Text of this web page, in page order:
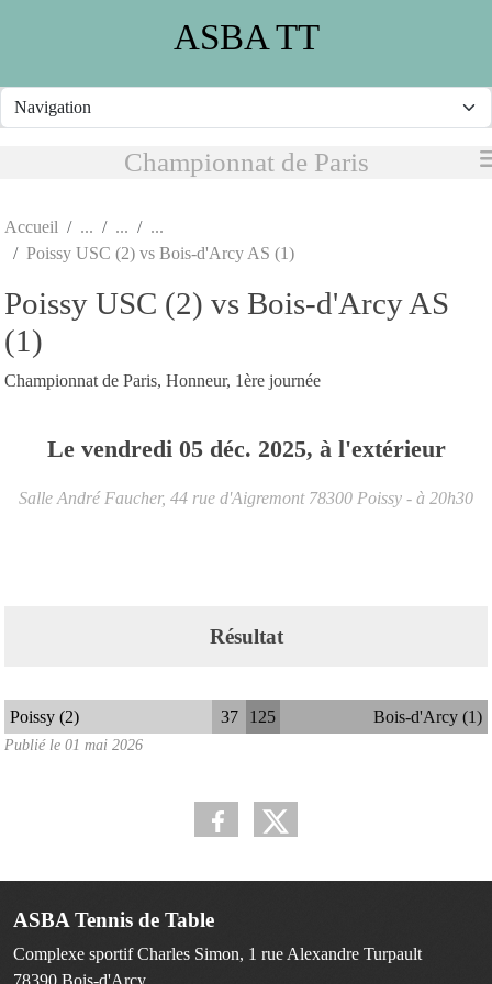
ASBA TT
Championnat de Paris
Accueil
Poissy USC (2) vs Bois-d'Arcy AS (1)
Poissy USC (2) vs Bois-d'Arcy AS
(1)
Championnat de Paris, Honneur, 1ère journée
Le vendredi 05 déc. 2025, à l'extérieur
Salle André Faucher, 44 rue d'Aigremont 78300 Poissy - à 20h30
Résultat
Poissy (2) 37 125 Bois-d'Arcy (1)
Publié le 01 mai 2026
ASBA Tennis de Table
Complexe sportif Charles Simon, 1 rue Alexandre Turpault
78390 Bois-d'Arcy